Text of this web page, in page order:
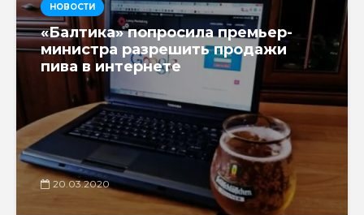
НОВОСТИ
«Балтика» попросила премьер-
министра разрешить продажи
пива в интернете
20.03.2020